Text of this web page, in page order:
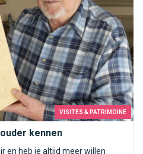
VISITES & PATRIMOINE
kennen
en heb je altijd meer willen